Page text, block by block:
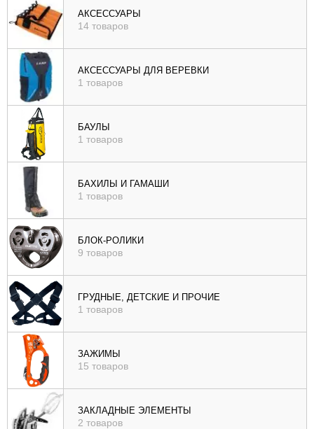
), цене (
возр
|
убыв
возр
убыв
АКСЕССУАРЫ
14 товаров
АКСЕССУАРЫ ДЛЯ ВЕРЕВКИ
1 товаров
БАУЛЫ
1 товаров
БАХИЛЫ И ГАМАШИ
1 товаров
БЛОК-РОЛИКИ
9 товаров
ГРУДНЫЕ, ДЕТСКИЕ И ПРОЧИЕ
1 товаров
ЗАЖИМЫ
15 товаров
ЗАКЛАДНЫЕ ЭЛЕМЕНТЫ
2 товаров